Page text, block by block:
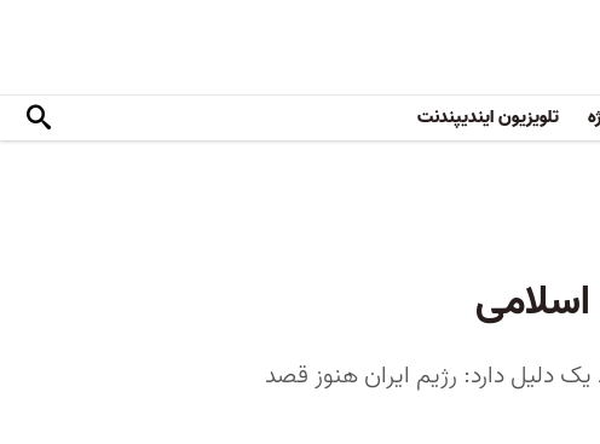
تلویزیون ایندیپندنت
دلیل دارد: رژیم ایران هنوز قصد